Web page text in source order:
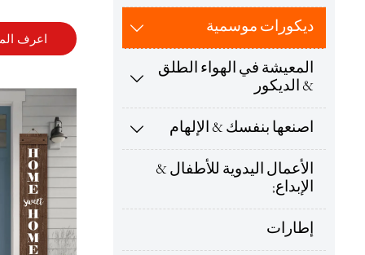
ديكورات موسمية 
المعيشة في الهواء الطلق
& الديكور

اصنعها بنفسك & الإلهام 
الأعمال اليدوية للأطفال &
الإبداع;
إطارات
قائمة
باب بطراز
اعرف